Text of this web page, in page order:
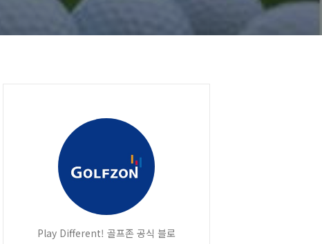
Play Different! 골프존 공식 블로